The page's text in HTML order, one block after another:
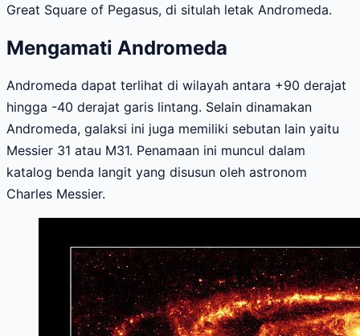
Great Square of Pegasus, di situlah letak Andromeda.
Mengamati Andromeda
Andromeda dapat terlihat di wilayah antara +90 derajat
hingga -40 derajat garis lintang. Selain dinamakan
Andromeda, galaksi ini juga memiliki sebutan lain yaitu
Messier 31 atau M31. Penamaan ini muncul dalam
katalog benda langit yang disusun oleh astronom
Charles Messier.